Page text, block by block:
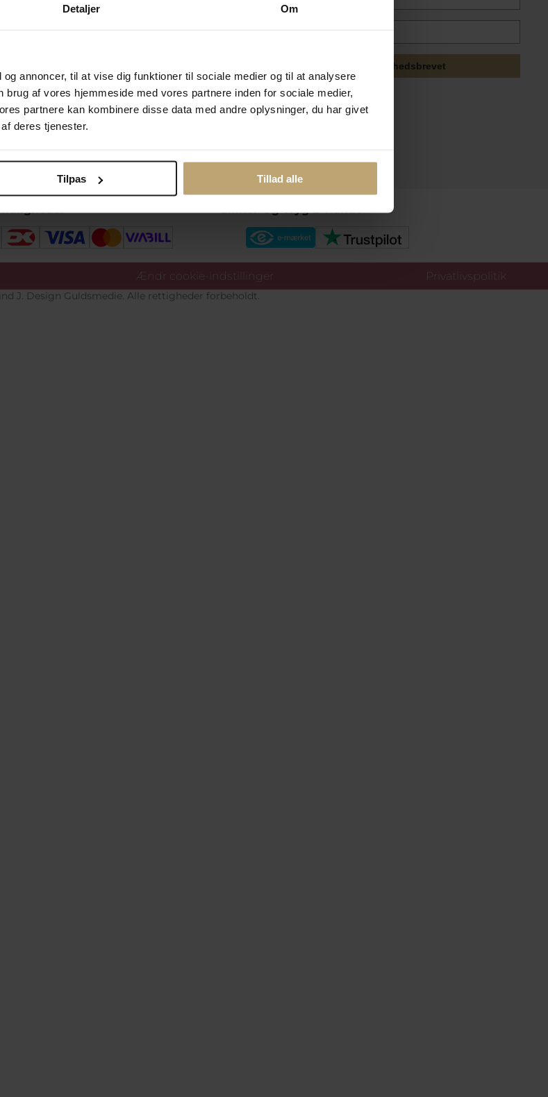
Detaljer Om
annoncer, til at vise dig funktioner til sociale medier og til at analysere
af vores hjemmeside med vores partnere inden for sociale medier,
partnere kan kombinere disse data med andre oplysninger, du har givet
deres tjenester.
Tilpas Tillad alle
Følg Os
Tilmeld mig nyhedsbrevet
Ændr cookie-indstillinger Privatlivspolitik
J. Design Guldsmedie. Alle rettigheder forbeholdt.